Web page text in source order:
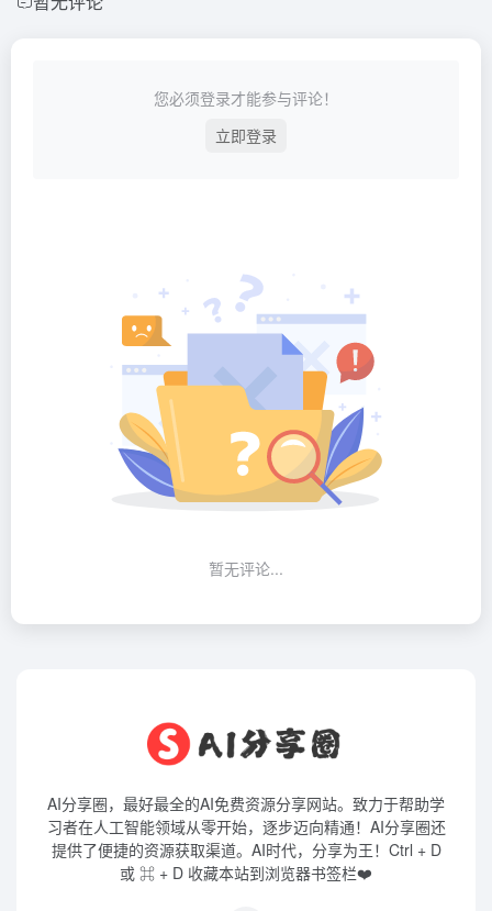
您必须登录才能参与评论！
立即登录
暂无评论...
AI分享圈，最好最全的AI免费资源分享网站。致力于帮助学
习者在人工智能领域从零开始，逐步迈向精通！AI分享圈还
提供了便捷的资源获取渠道。AI时代，分享为王！Ctrl + D
或 ⌘ + D 收藏本站到浏览器书签栏❤️